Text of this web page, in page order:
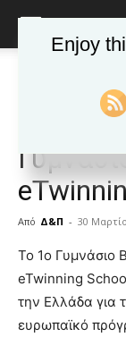
Από Δ&Π - 30
blonde
lesbians
hot
cam
Το 1ο Γυμνάσιο
eTwinning
την Ελλάδα για
ευρωπαϊκό
Enjoy